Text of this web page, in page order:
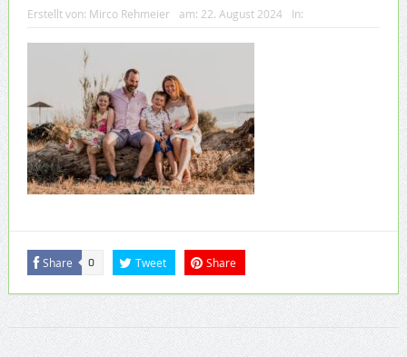
Erstellt von: Mirco Rehmeier am: 22. August 2024 In:
Share 0 Tweet Share